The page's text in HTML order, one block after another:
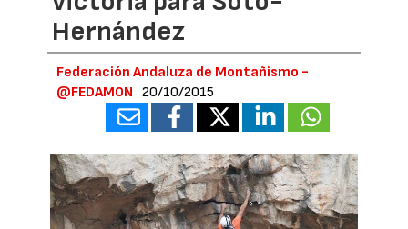
Hernández
Federación Andaluza de Montañismo -
@FEDAMON
20/10/2015